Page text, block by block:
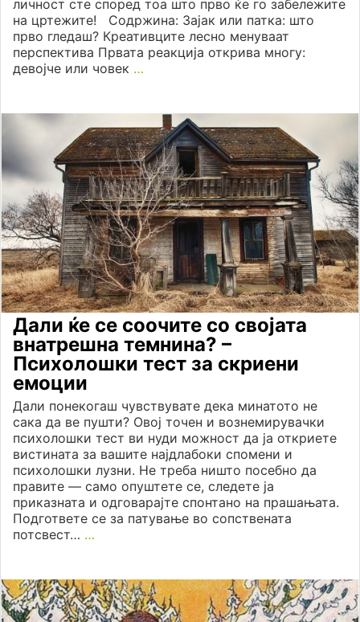
личност сте според тоа што прво ќе го забележите
на цртежите! Содржина: Зајак или патка: што
прво гледаш? Креативците лесно менуваат
перспектива Првата реакција открива многу:
девојче или човек …
Дали ќе се соочите со својата
внатрешна темнина? –
Психолошки тест за скриени
емоции
Дали понекогаш чувствувате дека минатото не
сака да ве пушти? Овој точен и вознемирувачки
психолошки тест ви нуди можност да ја откриете
вистината за вашите најдлабоки спомени и
психолошки лузни. Не треба ништо посебно да
правите — само опуштете се, следете ја
приказната и одговарајте спонтано на прашањата.
Подгответе се за патување во сопствената
потсвест… …